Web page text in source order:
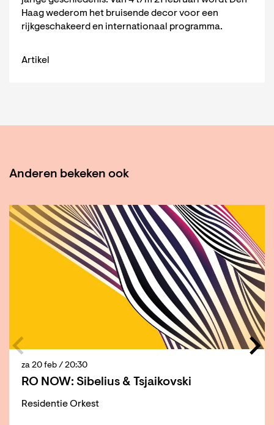
Haag wederom het bruisende decor voor een
rijkgeschakeerd en internationaal programma.
Artikel
Anderen bekeken ook
RO NOW: Sibelius & Tsjaikovski
Residentie Orkest
za 20 feb / 20:30